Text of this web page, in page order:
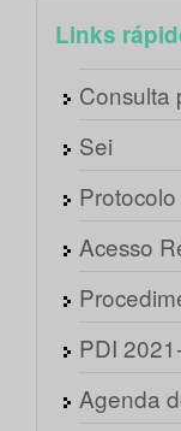
Links
Consulta
Sei
Acesso
PDI
Agenda